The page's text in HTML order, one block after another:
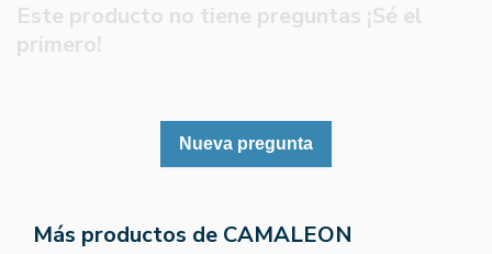
Este producto no tiene preguntas ¡Sé el
primero!
Nueva pregunta
Más productos de CAMALEON